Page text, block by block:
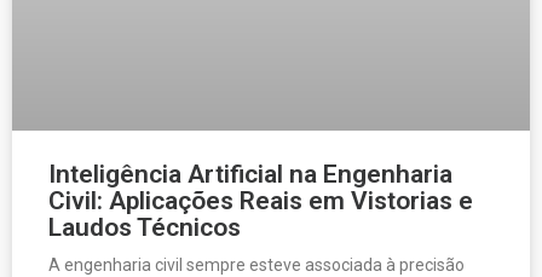
Inteligência Artificial na Engenharia
Civil: Aplicações Reais em Vistorias e
Laudos Técnicos
A engenharia civil sempre esteve associada à precisão